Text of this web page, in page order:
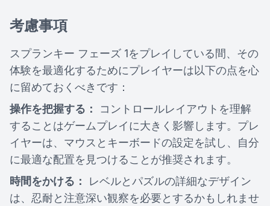
考慮事項
スプランキー フェーズ 1をプレイしている間、その
体験を最適化するためにプレイヤーは以下の点を心
に留めておくべきです：
操作を把握する：
コントロールレイアウトを理解
することはゲームプレイに大きく影響します。プレ
イヤーは、マウスとキーボードの設定を試し、自分
に最適な配置を見つけることが推奨されます。
時間をかける：
レベルとパズルの詳細なデザイン
は、忍耐と注意深い観察を必要とするかもしれませ